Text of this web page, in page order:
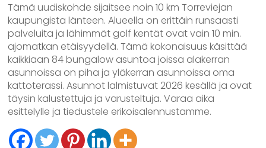
Tämä uudiskohde sijaitsee noin 10 km Torreviejan
kaupungista länteen. Alueella on erittäin runsaasti
palveluita ja lähimmät golf kentät ovat vain 10 min.
ajomatkan etäisyydellä. Tämä kokonaisuus käsittää
kaikkiaan 84 bungalow asuntoa joissa alakerran
asunnoissa on piha ja yläkerran asunnoissa oma
kattoterassi. Asunnot lalmistuvat 2026 kesällä ja ovat
täysin kalustettuja ja varusteltuja. Varaa aika
esittelylle ja tiedustele erikoisalennustamme.